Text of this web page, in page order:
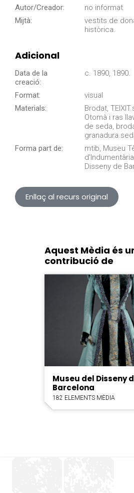
Autor/Creador:
no informat
Mijtà:
vestits de
històrica.
Adicional
Data de la
creació:
c. 1890, 1890.
Format:
visual
Materials:
Brodat,
Otomà i ras
de seda,
Forma part de:
mtib, Museu
Disseny de
Enllaç al recurs original
Aquest Mèdia és
contribució de
Museu del Disseny
Barcelona
182 ELEMENTS MÈDIA